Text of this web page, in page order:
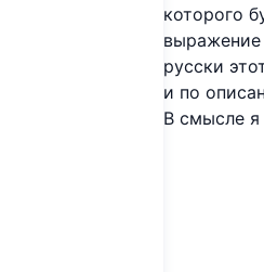
которого
русски
и по
В смысле я